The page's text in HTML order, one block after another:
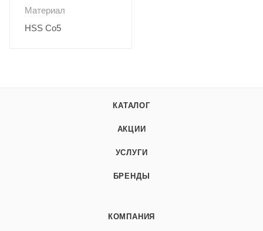
Материал
HSS Co5
КАТАЛОГ
АКЦИИ
УСЛУГИ
БРЕНДЫ
КОМПАНИЯ